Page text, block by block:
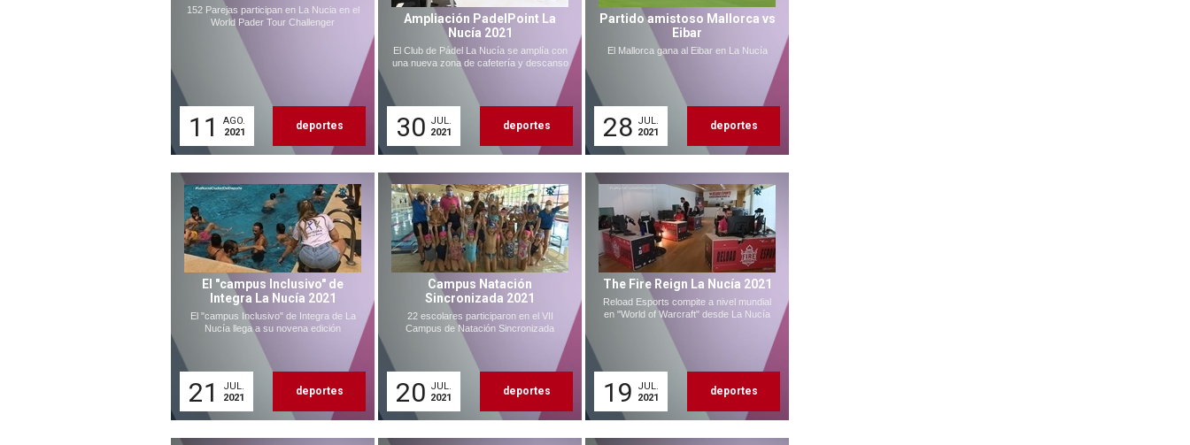
152 Parejas participan en La Nucia en el
World Pader Tour Challenger
11
AGO.
2021
deportes
Ampliación PadelPoint La
Nucía 2021
El Club de Pádel La Nucía se amplía con
una nueva zona de cafetería y descanso
30 JUL.
2021
deportes
Partido amistoso Mallorca vs
Eibar
El Mallorca gana al Eibar en La Nucía
28 JUL.
2021
deportes
El "campus Inclusivo" de
Integra La Nucía 2021
El "campus Inclusivo" de Integra de La
Nucía llega a su novena edición
21
JUL.
2021
deportes
Campus Natación
Sincronizada 2021
22 escolares participaron en el VII
Campus de Natación Sincronizada
20 JUL.
2021
deportes
The Fire Reign La Nucía 2021
Reload Esports compite a nivel mundial
en "World of Warcraft" desde La Nucía
19
JUL.
2021
deportes